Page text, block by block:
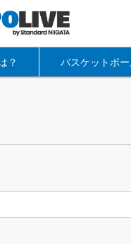
？ バスケットボ